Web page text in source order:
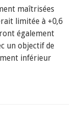
maîtrisées
limitée à +0,6
également
un objectif de
inférieur